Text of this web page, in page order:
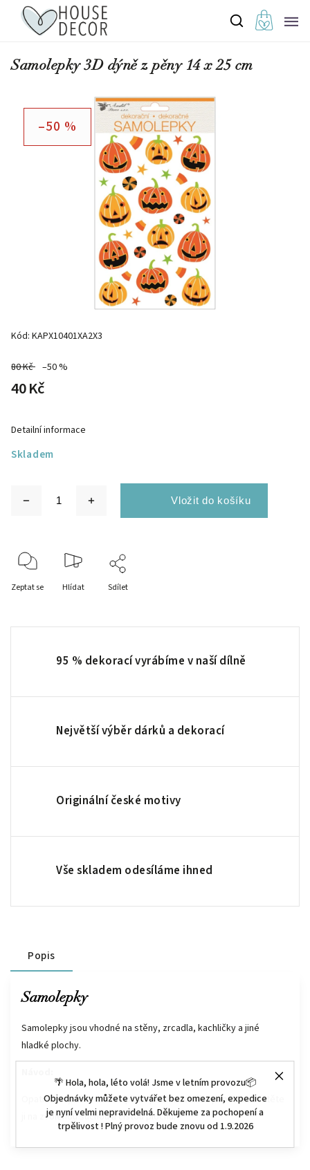
🌴 Hola, hola, léto volá! Jsme v letním provozu📦
Objednávky můžete vytvářet bez omezení, expedice
je nyní velmi nepravidelná. Děkujeme za pochopení a
trpělivost ! Plný provoz bude znovu od 1.9.2026
Samolepky 3D dýně z pěny 14 x 25 cm
–50 %
Kód: KAPX10401XA2X3
80 Kč –50 %
40 Kč
Skladem
Detailní informace
Zeptat se Hlídat Sdílet
95 % dekorací vyrábíme v naší dílně
Největší výběr dárků a dekorací
Originální české motivy
Vše skladem odesíláme ihned
Popis
Samolepky
Samolepky jsou vhodné na stěny, zrcadla, kachličky a jiné
hladké plochy.
Opatrně sejměte samolepku z podkladového papíru a umístěte
ji na zvolenou suchou a čistou plochu.